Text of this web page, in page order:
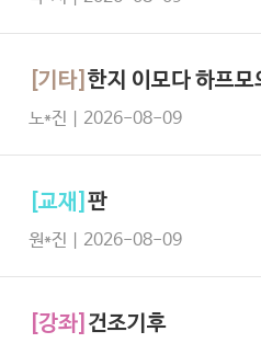
[기타] 한지 이모다 하프
노*진 | 2026-08-09
[교재] 판
원*진 | 2026-08-09
[강좌] 건조기후